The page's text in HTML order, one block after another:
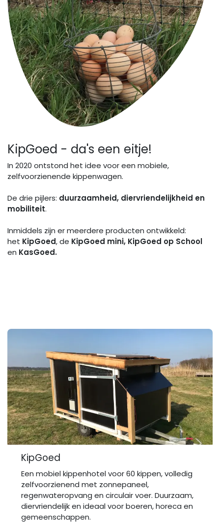
KipGoed - da's een eitje!
In 2020 ontstond het idee voor een mobiele,
zelfvoorzienende kippenwagen.
De drie pijlers: duurzaamheid, diervriendelijkheid en
mobiliteit.
Inmiddels zijn er meerdere producten ontwikkeld:
het KipGoed, de KipGoed mini, KipGoed op School
en KasGoed.
KipGoed
Een mobiel kippenhotel voor 60 kippen, volledig
zelfvoorzienend met zonnepaneel,
regenwateropvang en circulair voer. Duurzaam,
diervriendelijk en ideaal voor boeren, horeca en
gemeenschappen.